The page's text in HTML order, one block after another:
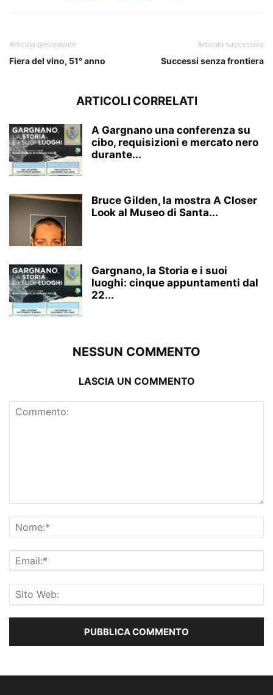
Articolo precedente
Fiera del vino, 51° anno
Articolo successivo
Successi senza frontiera
ARTICOLI CORRELATI
A Gargnano una conferenza su
cibo, requisizioni e mercato nero
durante...
Bruce Gilden, la mostra A Closer
Look al Museo di Santa...
Gargnano, la Storia e i suoi
luoghi: cinque appuntamenti dal
22...
NESSUN COMMENTO
LASCIA UN COMMENTO